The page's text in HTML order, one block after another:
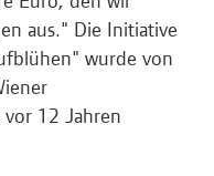
aus." Die Initiative
wurde von
12 Jahren